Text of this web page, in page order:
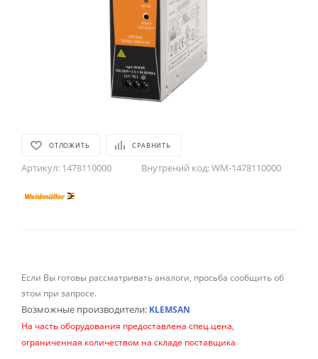
ОТЛОЖИТЬ СРАВНИТЬ
Артикул: 1478110000 Внутрений код:WM-1478110000
Если Вы готовы рассматривать аналоги, просьба сообщить об
этом при запросе.
Возможные производители: KLEMSAN
На часть оборудования предоставлена спец.цена,
ограниченная количеством на складе поставщика